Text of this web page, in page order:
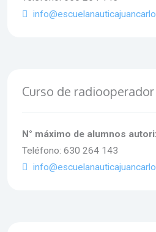
Curso de
N° máximo de alumnos
Teléfono: 630 264 143